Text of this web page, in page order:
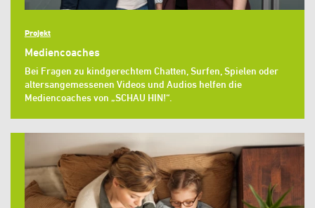
Projekt
Mediencoaches
Bei Fragen zu kindgerechtem Chatten, Surfen, Spielen oder
altersangemessenen Videos und Audios helfen die
Mediencoaches von „SCHAU HIN!“.